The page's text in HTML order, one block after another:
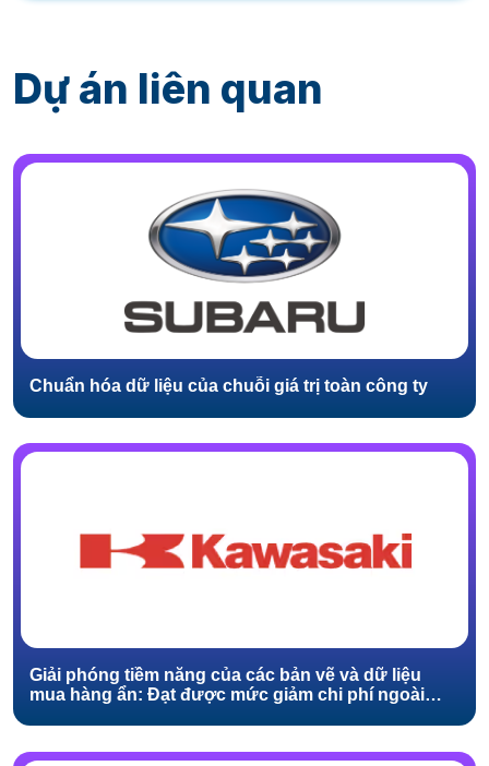
Dự án liên quan
Chuẩn hóa dữ liệu của chuỗi giá trị toàn công ty
Giải phóng tiềm năng của các bản vẽ và dữ liệu
mua hàng ẩn: Đạt được mức giảm chi phí ngoài